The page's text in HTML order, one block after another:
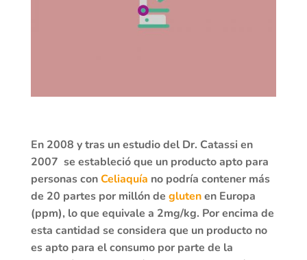
En 2008 y tras un estudio del Dr. Catassi en
2007 se estableció que un producto apto para
personas conCeliaquía no podría contener más
de 20 partes por millón de glutenen Europa
(ppm), lo que equivale a 2mg/kg. Por encima de
esta cantidad se considera que un producto no
es apto para el consumo por parte de la